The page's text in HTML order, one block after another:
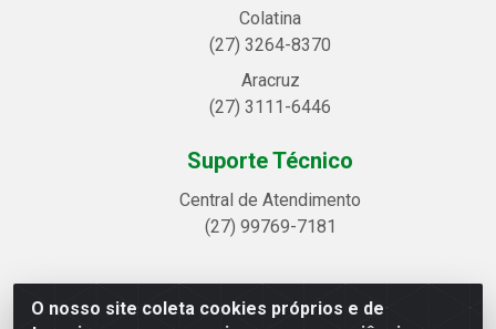
O nosso site coleta cookies próprios e de
Colatina
(27) 3264-8370
Aracruz
(27) 3111-6446
Suporte Técnico
Central de Atendimento
(27) 99769-7181
Linhavix Distribuidora LTDA - Avenida Alegre, 2521 -